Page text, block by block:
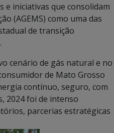
iniciativas que consolidam
(AGEMS) como uma das
de transição
cenário de gás natural e no
de Mato Grosso
contínuo, seguro, com
2024 foi de intenso
parcerias estratégicas